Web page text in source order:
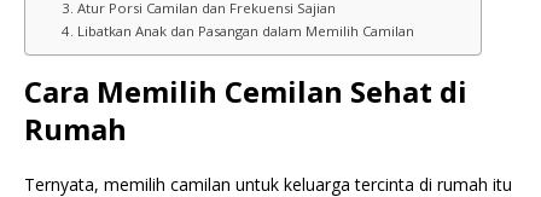
3. Atur Porsi Camilan dan Frekuensi Sajian
4. Libatkan Anak dan Pasangan dalam Memilih Camilan
Cara Memilih Cemilan Sehat di
Rumah
Ternyata, memilih camilan untuk keluarga tercinta di rumah itu